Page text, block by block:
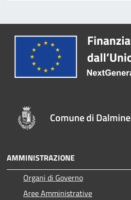
Comune di Dalmine
AMMINISTRAZIONE
Organi di Governo
Aree Amministrative